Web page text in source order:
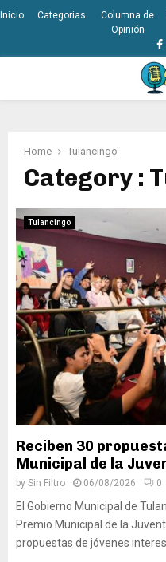
Inicio Categorias
Columna de
Opinión
Home Tulancingo
Category :
Tulancingo
Reciben 30
Municipal de la
by Sin Filtro 06/08/2026 0
El Gobierno Municipal de
Premio Municipal de la
propuestas de jóvenes